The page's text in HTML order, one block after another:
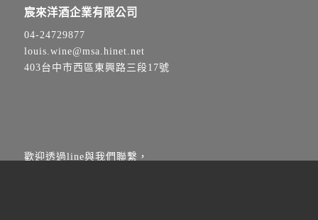
宸來洋酒企業有限公司
04-24729877
louis.wine@msa.hinet.net
403台中市西區東興路三段17號
歡迎透過line與我們聯繫，